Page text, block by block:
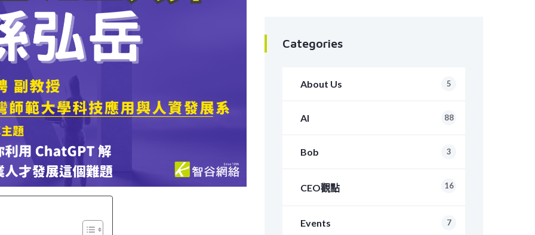
Categories
About Us 5
AI 88
Bob 3
CEO觀點 16
Events 7